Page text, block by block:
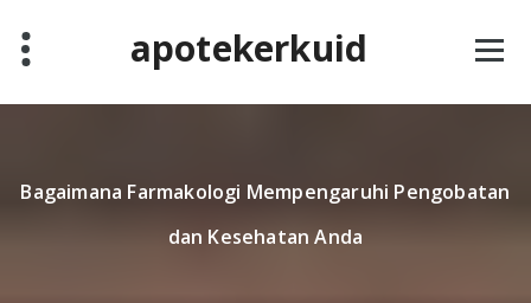
content
apotekerkuid
Bagaimana Farmakologi Mempengaruhi Pengobatan
dan Kesehatan Anda